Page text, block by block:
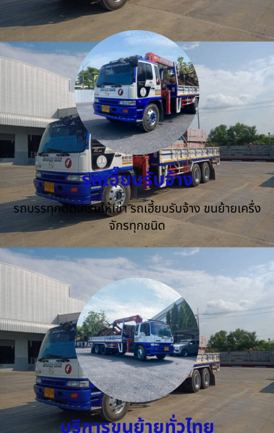
รถเฮี๊ยบรับจ้าง
รถบรรทุกติดเครนให้เช่า รถเฮี้ยบรับจ้าง ขนย้ายเครื่ง
จักรทุกชนิด